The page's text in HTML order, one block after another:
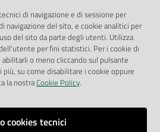
di navigazione e di sessione per
navigazione del sito, e cookie analitici per
del sito da parte degli utenti. Utilizza
per fini statistici. Per i cookie di
o meno cliccando sul pulsante
più, su come disabilitare i cookie oppure
la nostraCookie Policy.
cookies tecnici